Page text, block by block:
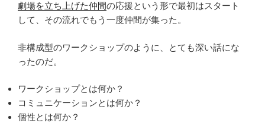
劇場を立ち上げた仲間の応援という形で最初はスタート
して、その流れでもう一度仲間が集った。
非構成型のワークショップのように、とても深い話にな
ったのだ。
ワークショップとは何か？
コミュニケーションとは何か？
個性とは何か？